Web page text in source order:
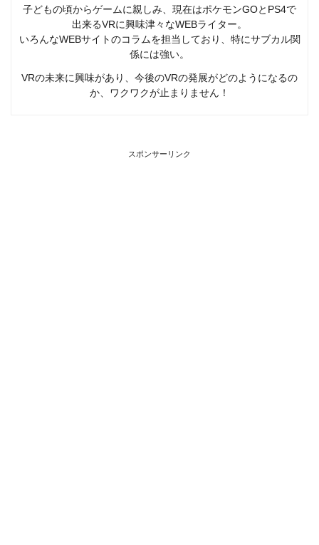
子どもの頃からゲームに親しみ、現在はポケモンGOとPS4で
出来るVRに興味津々なWEBライター。
いろんなWEBサイトのコラムを担当しており、特にサブカル関
係には強い。
VRの未来に興味があり、今後のVRの発展がどのようになるの
か、ワクワクが止まりません！
スポンサーリンク